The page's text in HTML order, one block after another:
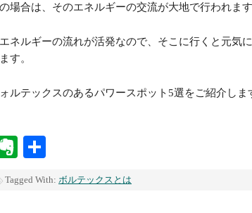
場合は、そのエネルギーの交流が大地で行われます
ネルギーの流れが活発なので、そこに行くと元気
す。
ルテックスのあるパワースポット5選をご紹介しま
Evernote
有
Tagged With: ボルテックスとは